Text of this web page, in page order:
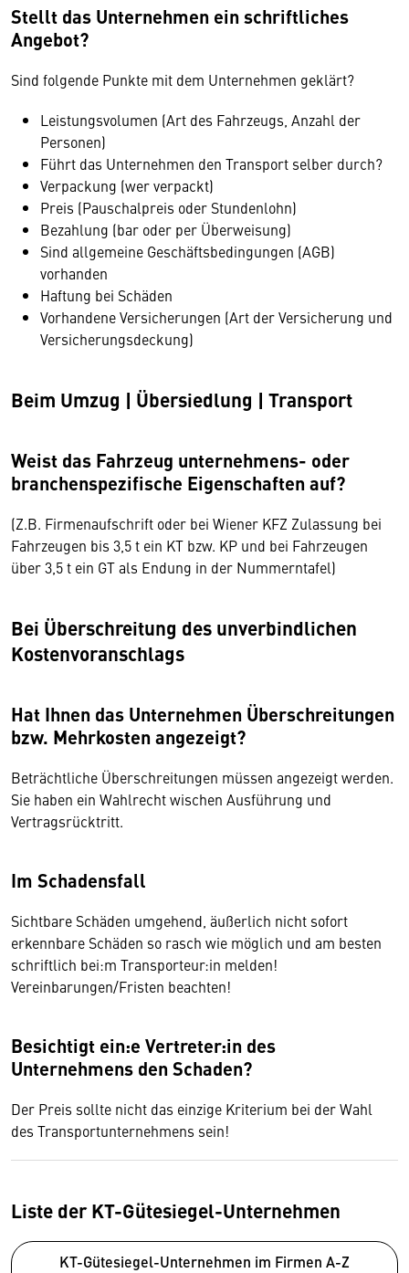
Stellt das Unternehmen ein schriftliches
Angebot?
Sind folgende Punkte mit dem Unternehmen geklärt?
Leistungsvolumen (Art des Fahrzeugs, Anzahl der
Personen)
Führt das Unternehmen den Transport selber durch?
Verpackung (wer verpackt)
Preis (Pauschalpreis oder Stundenlohn)
Bezahlung (bar oder per Überweisung)
Sind allgemeine Geschäftsbedingungen (AGB)
vorhanden
Haftung bei Schäden
Vorhandene Versicherungen (Art der Versicherung und
Versicherungsdeckung)
Beim Umzug | Übersiedlung | Transport
Weist das Fahrzeug unternehmens- oder
branchenspezifische Eigenschaften auf?
(Z.B. Firmenaufschrift oder bei Wiener KFZ Zulassung bei
Fahrzeugen bis 3,5 t ein KT bzw. KP und bei Fahrzeugen
über 3,5 t ein GT als Endung in der Nummerntafel)
Bei Überschreitung des unverbindlichen
Kostenvoranschlags
Hat Ihnen das Unternehmen Überschreitungen
bzw. Mehrkosten angezeigt?
Beträchtliche Überschreitungen müssen angezeigt werden.
Sie haben ein Wahlrecht wischen Ausführung und
Vertragsrücktritt.
Im Schadensfall
Sichtbare Schäden umgehend, äußerlich nicht sofort
erkennbare Schäden so rasch wie möglich und am besten
schriftlich bei:m Transporteur:in melden!
Vereinbarungen/Fristen beachten!
Besichtigt ein:e Vertreter:in des
Unternehmens den Schaden?
Der Preis sollte nicht das einzige Kriterium bei der Wahl
des Transportunternehmens sein!
Liste der KT-Gütesiegel-Unternehmen
KT-Gütesiegel-Unternehmen im Firmen A-Z